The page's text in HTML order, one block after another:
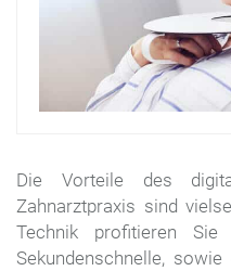
Die Vorteile des
Zahnarztpraxis sind
Technik profitieren Sie
Sekundenschnelle,